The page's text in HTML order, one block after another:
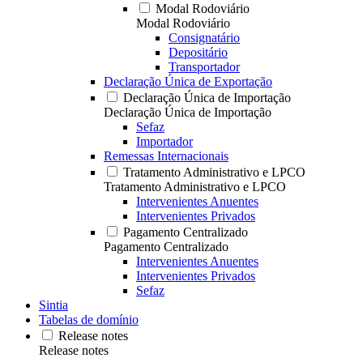
Modal Rodoviário
Modal Rodoviário
Consignatário
Depositário
Transportador
Declaração Única de Exportação
Declaração Única de Importação
Declaração Única de Importação
Sefaz
Importador
Remessas Internacionais
Tratamento Administrativo e LPCO
Tratamento Administrativo e LPCO
Intervenientes Anuentes
Intervenientes Privados
Pagamento Centralizado
Pagamento Centralizado
Intervenientes Anuentes
Intervenientes Privados
Sefaz
Sintia
Tabelas de domínio
Release notes
Release notes